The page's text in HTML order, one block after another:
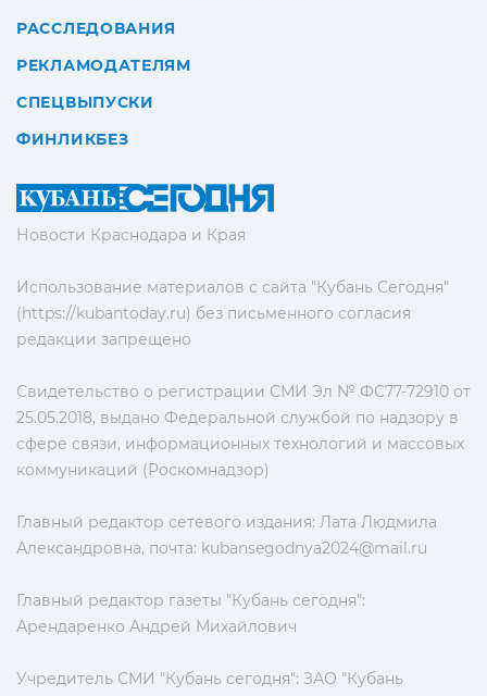
Новости Краснодара и Края
Использование материалов с сайта "Кубань Сегодня"
(https://kubantoday.ru) без письменного согласия
редакции запрещено
Свидетельство о регистрации СМИ Эл № ФС77-72910 от
25.05.2018, выдано Федеральной службой по надзору в
сфере связи, информационных технологий и массовых
коммуникаций (Роскомнадзор)
Главный редактор сетевого издания: Лата Людмила
Александровна, почта: kubansegodnya2024@mail.ru
Главный редактор газеты "Кубань сегодня":
Арендаренко Андрей Михайлович
Учредитель СМИ "Кубань сегодня": ЗАО "Кубань
РАССЛЕДОВАНИЯ
РЕКЛАМОДАТЕЛЯМ
СПЕЦВЫПУСКИ
ФИНЛИКБЕЗ